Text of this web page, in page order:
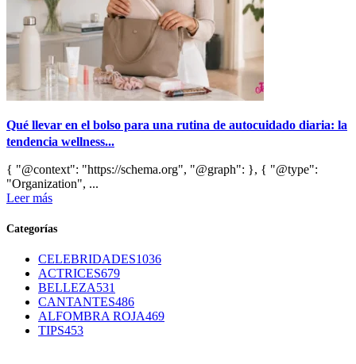
Qué llevar en el bolso para una rutina de autocuidado diaria: la
tendencia wellness...
{ "@context": "https://schema.org", "@graph": }, { "@type":
"Organization", ...
Leer más
Categorías
CELEBRIDADES1036
ACTRICES679
BELLEZA531
CANTANTES486
ALFOMBRA ROJA469
TIPS453